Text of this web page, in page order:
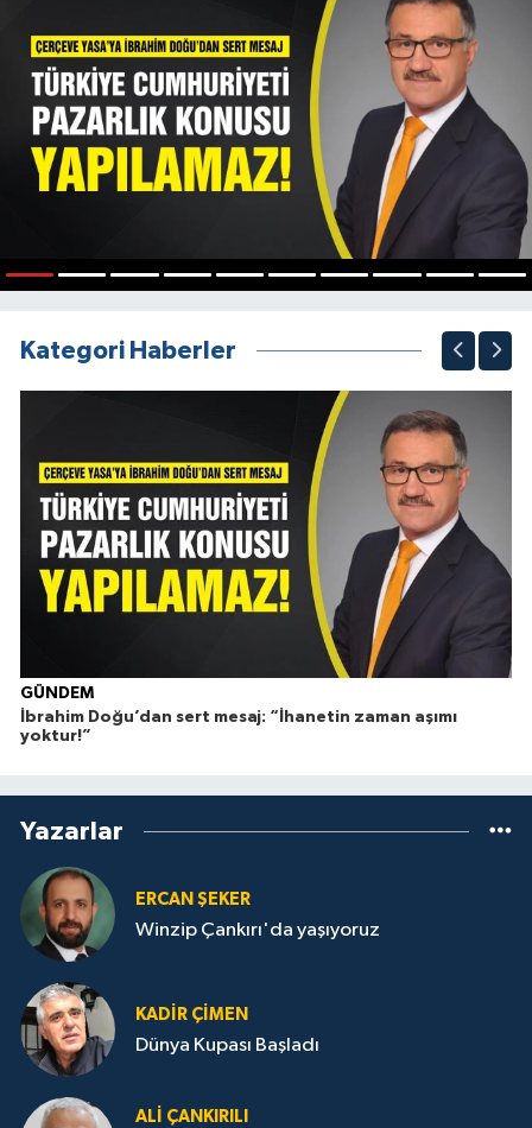
Kategori Haberler
GÜNDEM
İbrahim Doğu’dan sert mesaj: “İhanetin zaman aşımı
yoktur!”
Yazarlar
ERCAN ŞEKER
Winzip Çankırı'da yaşıyoruz
KADIR ÇIMEN
Dünya Kupası Başladı
ALI ÇANKIRILI